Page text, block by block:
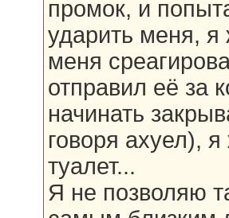
промок, и
ударить меня,
меня
отправил её за
начинать
говоря ахуел),
туалет...
Я не позволяю